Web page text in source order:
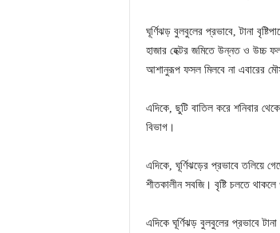
ঘূর্ণিঝড় বুলবুলের প্রভাবে, টানা
হাজার হেক্টর জমিতে উন্নত ও উচ্চ
আশানুরূপ ফসল মিলবে না এবারের
এদিকে, ছুটি বাতিল করে শনিবার
বিভাগ।
এদিকে, ঘূর্ণিঝড়ের প্রভাবে তলিয়ে
শীতকালীন সবজি। বৃষ্টি চলতে
এদিকে ঘূর্ণিঝড় বুলবুলের প্রভাবে